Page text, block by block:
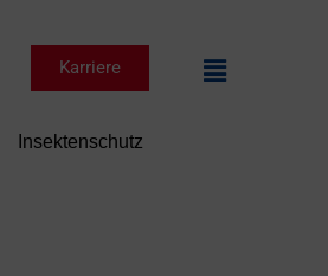
Karriere
Insektenschutz